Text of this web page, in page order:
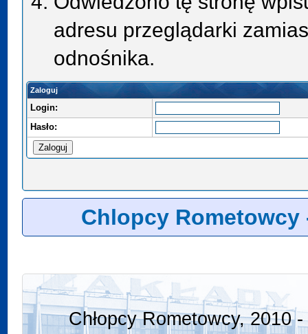
adresu przeglądarki
odnośnika.
Zaloguj
Login:
Hasło:
Chlopcy Rometowcy
Chłopcy Rometowcy, 2010